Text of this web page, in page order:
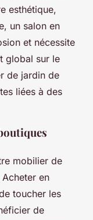
esthétique,
un salon en
et nécessite
global sur le
de jardin de
liées à des
mobilier de
en
toucher les
de